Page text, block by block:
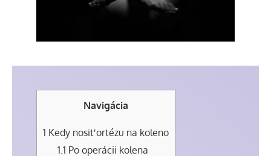
Navigácia
1 Kedy nosiť ortézu na koleno
1.1 Po operácii kolena